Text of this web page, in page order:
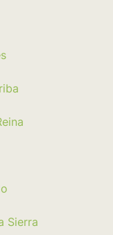
Sierra